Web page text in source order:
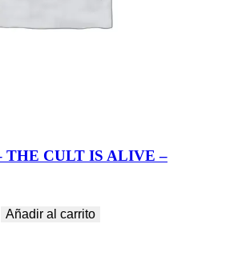
THE CULT IS ALIVE –
Añadir al carrito